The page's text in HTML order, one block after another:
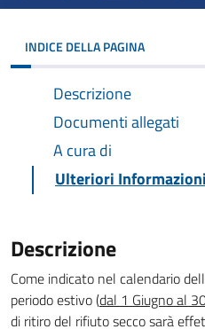
INDICE DELLA PAGINA
Descrizione
Documenti allegati
A cura di
Ulteriori Informazioni
Descrizione
Come indicato nel calendario
periodo estivo (dal 1 Giugno al
di ritiro del rifiuto secco sarà